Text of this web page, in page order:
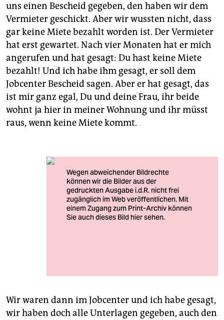
uns einen Bescheid gegeben, den haben wir dem
Vermieter geschickt. Aber wir wussten nicht, dass
gar keine Miete bezahlt worden ist. Der Vermieter
hat erst gewartet. Nach vier Monaten hat er mich
angerufen und hat gesagt: Du hast keine Miete
bezahlt! Und ich habe ihm gesagt, er soll dem
Jobcenter Bescheid sagen. Aber er hat gesagt, das
ist mir ganz egal, Du und deine Frau, ihr beide
wohnt ja hier in meiner Wohnung und ihr müsst
raus, wenn keine Miete kommt.
Wir waren dann im Jobcenter und ich habe gesagt,
wir haben doch alle Unterlagen gegeben, auch den